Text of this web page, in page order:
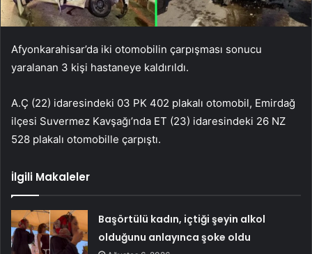
Afyonkarahisar’da iki otomobilin çarpışması sonucu
yaralanan 3 kişi hastaneye kaldırıldı.
A.Ç (22) idaresindeki 03 PK 402 plakalı otomobil, Emirdağ
ilçesi Suvermez Kavşağı’nda ET (23) idaresindeki 26 NZ
528 plakalı otomobille çarpıştı.
İlgili Makaleler
Başörtülü kadın, içtiği şeyin alkol
olduğunu anlayınca şoke oldu